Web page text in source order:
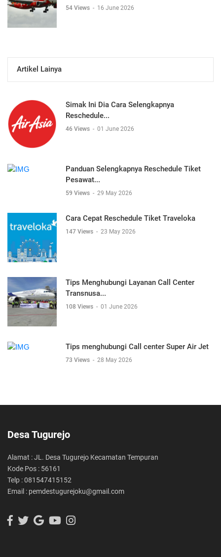
54 Views - 16 June 2026
Artikel Lainya
Simak Ini Dia Cara Selengkapnya
Reschedule...
46 Views - 01 June 2026
Panduan Selengkapnya Reschedule Tiket
Pesawat...
59 Views - 29 May 2026
Cara Cepat Reschedule Tiket Traveloka
147 Views - 23 May 2026
Tips Menghubungi Layanan Call Center
Transnusa...
108 Views - 01 June 2026
Tips menghubungi Call center Super Air Jet
73 Views - 28 May 2026
Desa Tugurejo
Alamat : JL. Desa Tugurejo Kecamatan Tempuran
Kode Pos : 56161
Telp : 081547415152
Email : pemdestugurejoku@gmail.com